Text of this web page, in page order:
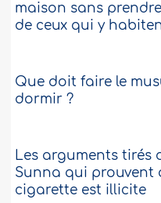
maison sans
de ceux qui y
Que doit faire le
dormir ?
Les arguments tirés
Sunna qui prouvent
cigarette est illicite